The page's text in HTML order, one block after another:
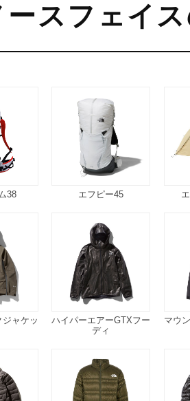
ースフェイ
38 エフピー45
ャケッ
ハイパーエアーGTXフー
ディ
マウ